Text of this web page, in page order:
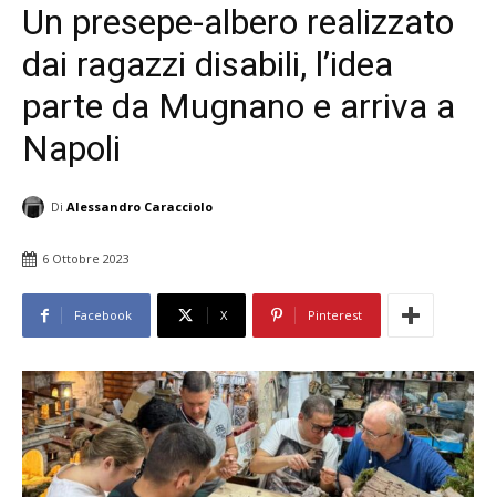
Un presepe-albero realizzato
dai ragazzi disabili, l’idea
parte da Mugnano e arriva a
Napoli
Di Alessandro Caracciolo
6 Ottobre 2023
Facebook X Pinterest